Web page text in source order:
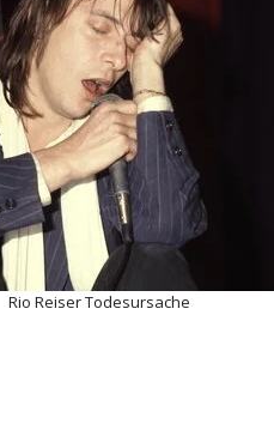
Rio Reiser Todesursache